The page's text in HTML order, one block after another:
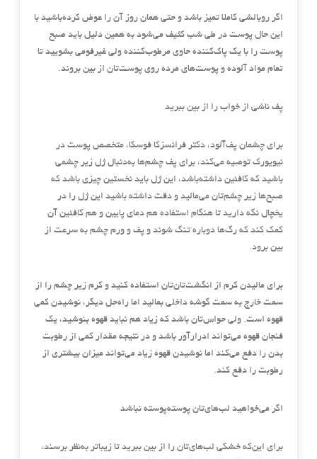
اگر روبالشی کاملا تمیز باشد و حتی همان روز آن را عوض کرده‌باشید با
این حال پوست در طی شب کثیف می‌شود به همین دلیل باید صبح
پوست را با یک پاک‌کننده حاوی مرطوب‌کننده ولی غیرفومی بشویید تا
تمام مواد آلوده و پوست‌های مرده روی پوست‌تان از بین بروند.
پف ناشی از خواب را از بین ببرید
برای چشمان پف‌آلود، ‌دکتر فرانسزکا فوسکا، متخصص پوست در
نیویورک توصیه می‌کند، برای پف چشم‌ها به‌دنبال ژل زیر چشمی
باشید که کافئین داشته‌باشد، این ژل باید نخستین چیزی باشد که
صبح‌ها زیر چشم‌تان می‌مالید و دقت داشته باشید این ژل را در
یخچال نگه دارید تا هنگام استفاده هم دمای پایین و هم کافئین آن
کمک کند که رگ‌ها دوباره تنگ شوند و پف و ورم چشم به سرعت از
بین برود.
برای مالیدن کرم از انگشت‌تان‌تان استفاده کنید و کرم زیر چشم را از
سمت خارج به سمت گوشه داخلی بمالید اما راه‌حل دیگر، نوشیدن کمی
قهوه است. ولی حواس‌تان باشد که زیاد هم نباید قهوه بنوشید، یک
فنجان قهوه می‌تواند ادرارآور باشد و در نتیجه مقدار کمی از رطوبت
بدن را دفع می‌کند اما نوشیدن قهوه زیاد می‌تواند میزان بیشتری از
رطوبت را دفع کند.
اگر می‌خواهید لب‌های‌تان پوسته‌پوسته نباشد
برای این‌که خشکی لب‌های‌تان را از بین ببرید تا زیباتر به‌نظر برسند،